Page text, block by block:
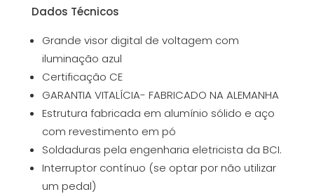
Dados Técnicos
Grande visor digital de voltagem com
iluminação azul
Certificação CE
GARANTIA VITALÍCIA- FABRICADO NA ALEMANHA
Estrutura fabricada em alumínio sólido e aço
com revestimento em pó
Soldaduras pela engenharia eletricista da BCI.
Interruptor contínuo (se optar por não utilizar
um pedal)